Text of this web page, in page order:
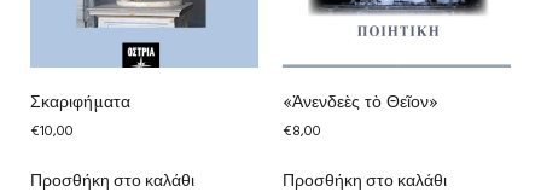
Σκαριφήματα
€10,00
Προσθήκη στο καλάθι
«Ἀνενδεὲς τὸ Θεῖον»
€8,00
Προσθήκη στο καλάθι